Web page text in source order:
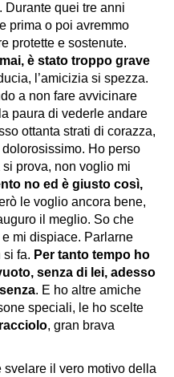
quei tre anni
prima o poi avremmo
protette e sostenute.
è stato troppo grave
l’amicizia si spezza.
a non fare avvicinare
paura di vederle andare
ottanta strati di corazza,
Ho perso
prova, non voglio mi
no ed è giusto così,
le voglio ancora bene,
il meglio. So che
mi dispiace. Parlarne
si fa. Per tanto tempo ho
senza di lei, adesso
. E ho altre amiche
speciali, le ho scelte
, gran brava
il vero motivo della